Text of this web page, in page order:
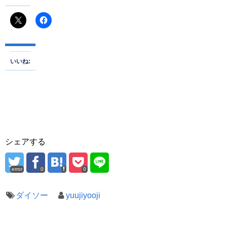
いいね:
シェアする
error 0 0
ダイソー yuujiyooji